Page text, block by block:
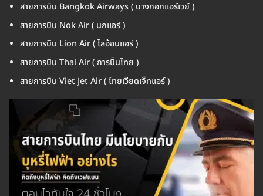
สายการบิน Bangkok Airways ( บางกอกแอร์เวย์ )
สายการบิน Nok Air ( นกแอร์ )
สายการบิน Lion Air ( ไลอ้อนแอร์ )
สายการบิน Thai Air ( การบิินไทย )
สายการบิน Viet Jet Air ( ไทยเวียดเจ็ทแอร์ )